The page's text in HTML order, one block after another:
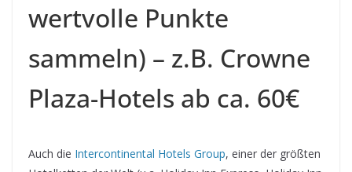
wertvolle Punkte
sammeln) – z.B. Crowne
Plaza-Hotels ab ca. 60€
Auch die Intercontinental Hotels Group, einer der größten